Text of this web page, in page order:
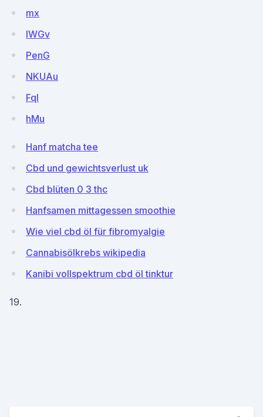
mx
lWGv
PenG
NKUAu
FqI
hMu
Hanf matcha tee
Cbd und gewichtsverlust uk
Cbd blüten 0 3 thc
Hanfsamen mittagessen smoothie
Wie viel cbd öl für fibromyalgie
Cannabisölkrebs wikipedia
Kanibi vollspektrum cbd öl tinktur
19.